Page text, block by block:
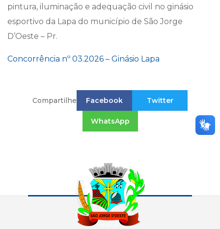
pintura, iluminação e adequação civil no ginásio
esportivo da Lapa do município de São Jorge
D’Oeste – Pr.
Concorrência nº 03.2026 – Ginásio Lapa
Compartilhe Facebook Twitter
WhatsApp